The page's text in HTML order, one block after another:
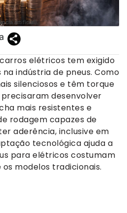
artificial).
elétricos tem exigido
indústria de pneus. Como
silenciosos e têm torque
desenvolver
mais resistentes e
rodagem capazes de
aderência, inclusive em
tecnológica ajuda a
para elétricos costumam
modelos tradicionais.